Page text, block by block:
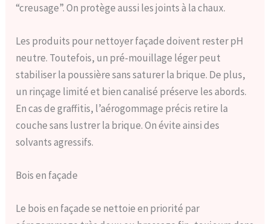
“creusage”. On protège aussi les joints à la chaux.
Les produits pour nettoyer façade doivent rester pH
neutre. Toutefois, un pré-mouillage léger peut
stabiliser la poussière sans saturer la brique. De plus,
un rinçage limité et bien canalisé préserve les abords.
En cas de graffitis, l’aérogommage précis retire la
couche sans lustrer la brique. On évite ainsi des
solvants agressifs.
Bois en façade
Le bois en façade se nettoie en priorité par